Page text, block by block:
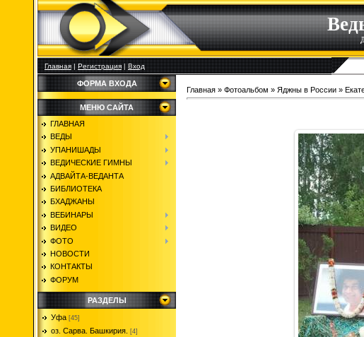
Главная|Регистрация|Вход
ФОРМА ВХОДА
МЕНЮ САЙТА
ГЛАВНАЯ
ВЕДЫ
УПАНИШАДЫ
ВЕДИЧЕСКИЕ ГИМНЫ
АДВАЙТА-ВЕДАНТА
БИБЛИОТЕКА
БХАДЖАНЫ
ВЕБИНАРЫ
ВИДЕО
ФОТО
НОВОСТИ
КОНТАКТЫ
ФОРУМ
РАЗДЕЛЫ
Уфа [45]
оз. Сарва. Башкирия. [4]
Главная » Фотоальбом » Яджны в России »